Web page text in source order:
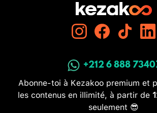
+212 6 888
Abonne-toi à Kezakoo premium et
les contenus en illimité, à partir de
seulement 😎